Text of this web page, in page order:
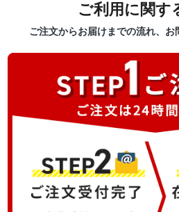
ご利用に関す
ご注文からお届けまでの流れ、お